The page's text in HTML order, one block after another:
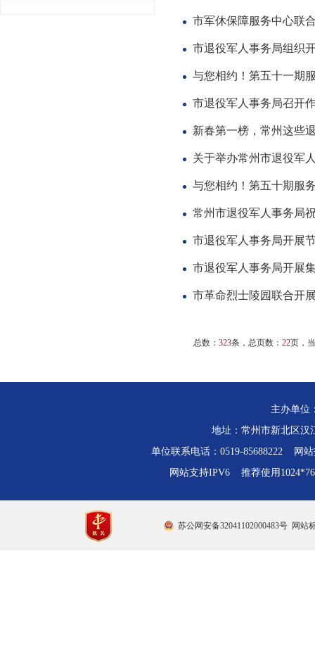
市军休保障服务中心联
市退役军人事务局组织
与您相约！第五十一期
市退役军人事务局召开
新春第一榜，常州这些
关于举办常州市退役军
与您相约！第五十期服
常州市退役军人事务局
市退役军人事务局开展
市退役军人事务局开展
市革命烈士陵园联合开
总数： 323条，总页数： 22页，
主办单位
地址：常州市新北区
单位联系电话：0519-85688222 网站
网站支持IPV6 推荐使用
苏公网安备32041102000483号 网站